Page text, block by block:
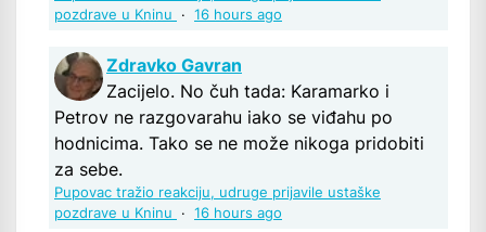
pozdrave u Kninu
· 16 hours ago
Zdravko Gavran
Zacijelo. No čuh tada: Karamarko i
Petrov ne razgovarahu iako se viđahu po
hodnicima. Tako se ne može nikoga pridobiti
za sebe.
Pupovac tražio reakciju, udruge prijavile ustaške
pozdrave u Kninu
· 16 hours ago